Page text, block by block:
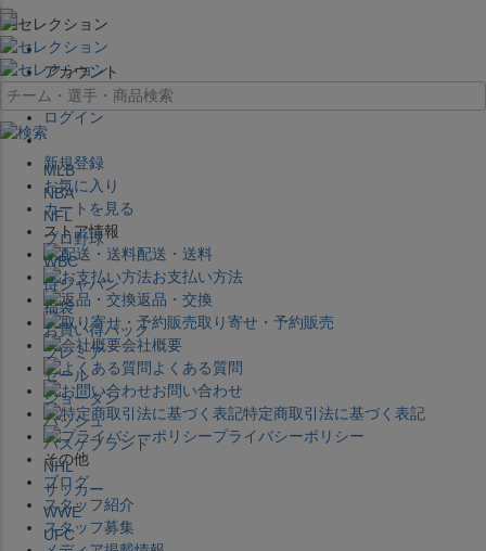
×
アカウント
ログイン
新規登録
お気に入り
カートを見る
ストア情報
配送・送料
お支払い方法
返品・交換
取り寄せ・予約販売
会社概要
よくある質問
お問い合わせ
特定商取引法に基づく表記
プライバシーポリシー
その他
ブログ
スタッフ紹介
スタッフ募集
MLB
NBA
NFL
プロ野球
WBC
侍ジャパン
福袋
お買い得パック
プレミア
セール
ジョーダン
バッシュ
バスケブランド
NHL
サッカー
WWE
UFC